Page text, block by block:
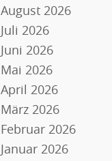
August 2026
Juli 2026
Juni 2026
Mai 2026
April 2026
März 2026
Februar 2026
Januar 2026